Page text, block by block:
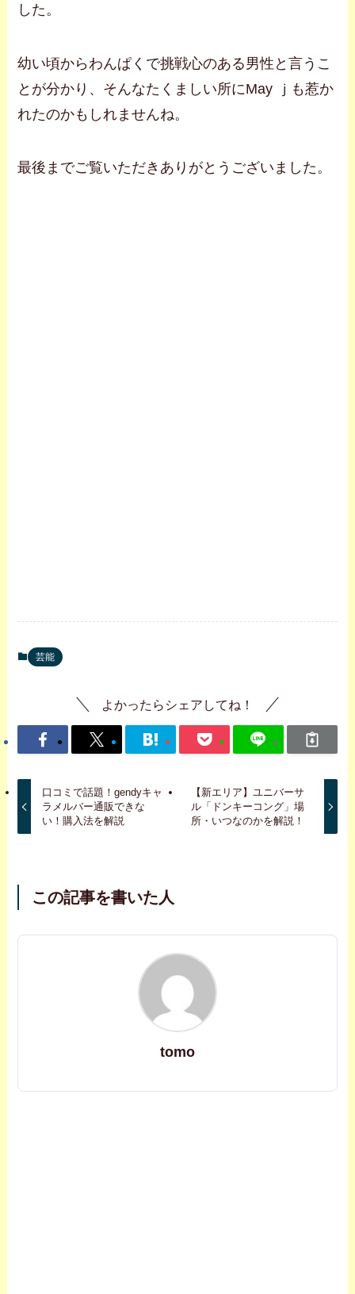
した。
幼い頃からわんぱくで挑戦心のある男性と言うこ
とが分かり、そんなたくましい所にMay ｊも惹か
れたのかもしれませんね。
最後までご覧いただきありがとうございました。
芸能
よかったらシェアしてね！
口コミで話題！gendyキャ
ラメルバー通販できな
い！購入法を解説
【新エリア】ユニバーサ
ル「ドンキーコング」場
所・いつなのかを解説！
この記事を書いた人
tomo